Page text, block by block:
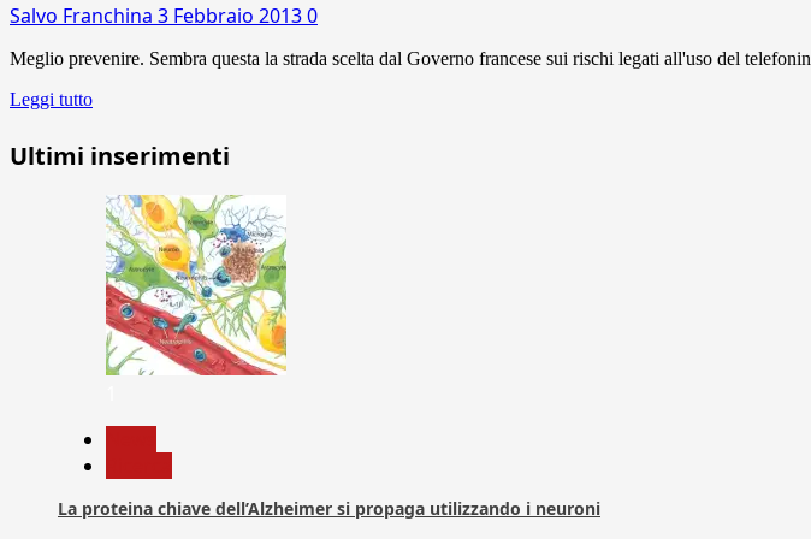
Salvo Franchina 3 Febbraio 20130
Meglio prevenire. Sembra questa la strada scelta dal Governo francese sui rischi legati all'uso del
Leggi tutto
Ultimi inserimenti
La proteina chiave dell’Alzheimer si propaga utilizzando i neuroni